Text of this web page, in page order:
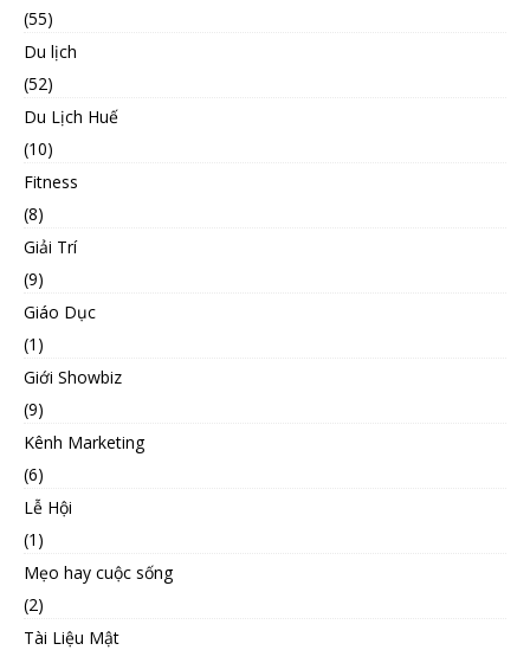
(55)
Du lịch
(52)
Du Lịch Huế
(10)
Fitness
(8)
Giải Trí
(9)
Giáo Dục
(1)
Giới Showbiz
(9)
Kênh Marketing
(6)
Lễ Hội
(1)
Mẹo hay cuộc sống
(2)
Tài Liệu Mật